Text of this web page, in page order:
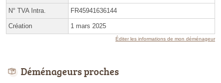
N° TVA Intra. FR45941636144
Création 1 mars 2025
Éditer les informations de mon déménageur
Déménageurs proches